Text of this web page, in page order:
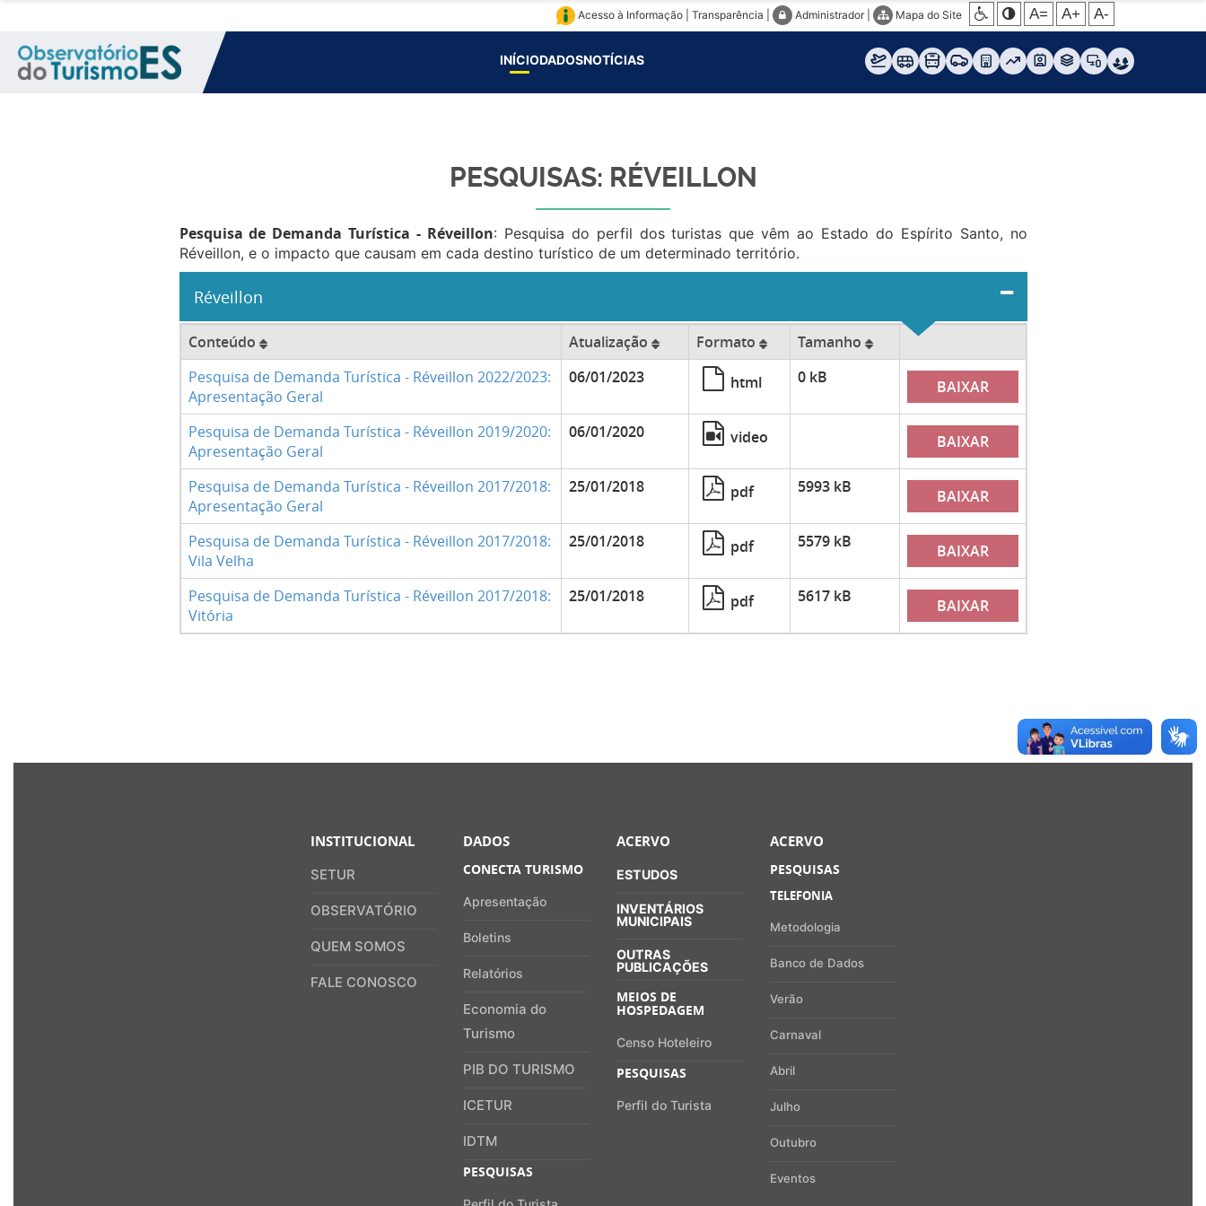
Acesso à Informação Transparência Administrador Mapa do Site A= A+ A-
INÍCIODADOSNOTÍCIAS
PESQUISAS: RÉVEILLON
Pesquisa de Demanda Turística - Réveillon: Pesquisa do perfil dos turistas que vêm ao Estado do Espírito Santo, no
Réveillon, e o impacto que causam em cada destino turístico de um determinado território.
Réveillon
Conteúdo Atualização Formato
Tamanho
Pesquisa de Demanda Turística - Réveillon 2022/2023:
Apresentação Geral
06/01/2023 html 0 kB BAIXAR
Pesquisa de Demanda Turística - Réveillon 2019/2020:
Apresentação Geral
06/01/2020 video BAIXAR
Pesquisa de Demanda Turística - Réveillon 2017/2018:
Apresentação Geral
25/01/2018 pdf 5993 kB BAIXAR
Pesquisa de Demanda Turística - Réveillon 2017/2018:
Vila Velha
25/01/2018 pdf 5579 kB BAIXAR
Pesquisa de Demanda Turística - Réveillon 2017/2018:
Vitória
25/01/2018 pdf 5617 kB BAIXAR
INSTITUCIONAL
SETUR
OBSERVATÓRIO
QUEM SOMOS
FALE CONOSCO
DADOS
CONECTA TURISMO
Apresentação
Boletins
Relatórios
Economia do
Turismo
PIB DO TURISMO
ICETUR
IDTM
PESQUISAS
ACERVO
ESTUDOS
INVENTÁRIOS
MUNICIPAIS
OUTRAS
PUBLICAÇÕES
MEIOS DE
HOSPEDAGEM
Censo Hoteleiro
PESQUISAS
Perfil do Turista
ACERVO
PESQUISAS
TELEFONIA
Metodologia
Banco de Dados
Verão
Carnaval
Abril
Julho
Outubro
Eventos